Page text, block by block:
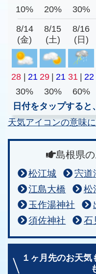
10%
20% 30%
8/14
(金)
8/15
(土)
8/16
(日)
28 | 21 29 | 21 31 | 22
30%
30% 60%
日付をタップする
天気アイコンの意味
島根県
松江城 宍道
江島大橋
松
玉作湯神社
須佐神社
石
１ヶ月先のお天気